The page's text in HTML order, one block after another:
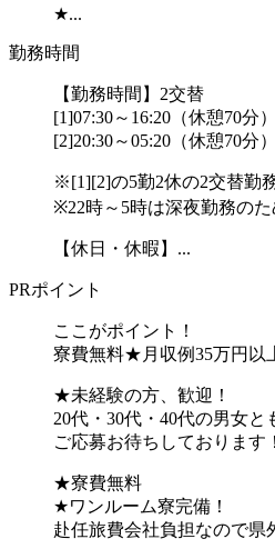
★...
勤務時間
【勤務時間】2交替
[1]07:30～16:20（休憩70分）
[2]20:30～05:20（休憩70分）
※[1][2]の5勤2休の2交替勤
※22時～5時は深夜勤務のた
【休日・休暇】...
PRポイント
ここがポイント！
寮費無料★月収例35万円以
★未経験の方、歓迎！
20代・30代・40代の男女と
ご応募お待ちしております！
★寮費無料
★ワンルーム寮完備！
赴任旅費会社負担なので県